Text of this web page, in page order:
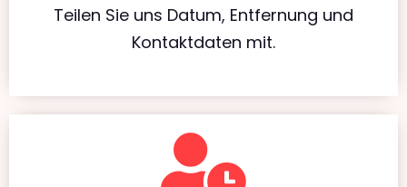
Teilen Sie uns Datum, Entfernung und
Kontaktdaten mit.